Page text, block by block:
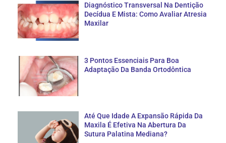
Diagnóstico Transversal Na Dentição
Decídua E Mista: Como Avaliar Atresia
Maxilar
3 Pontos Essenciais Para Boa
Adaptação Da Banda Ortodôntica
Até Que Idade A Expansão Rápida Da
Maxila É Efetiva Na Abertura Da
Sutura Palatina Mediana?